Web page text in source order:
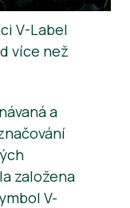
V-Label
více než
a
založena
V-